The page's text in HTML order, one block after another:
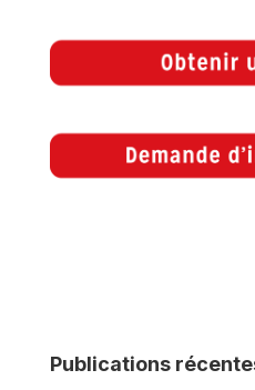
Publications